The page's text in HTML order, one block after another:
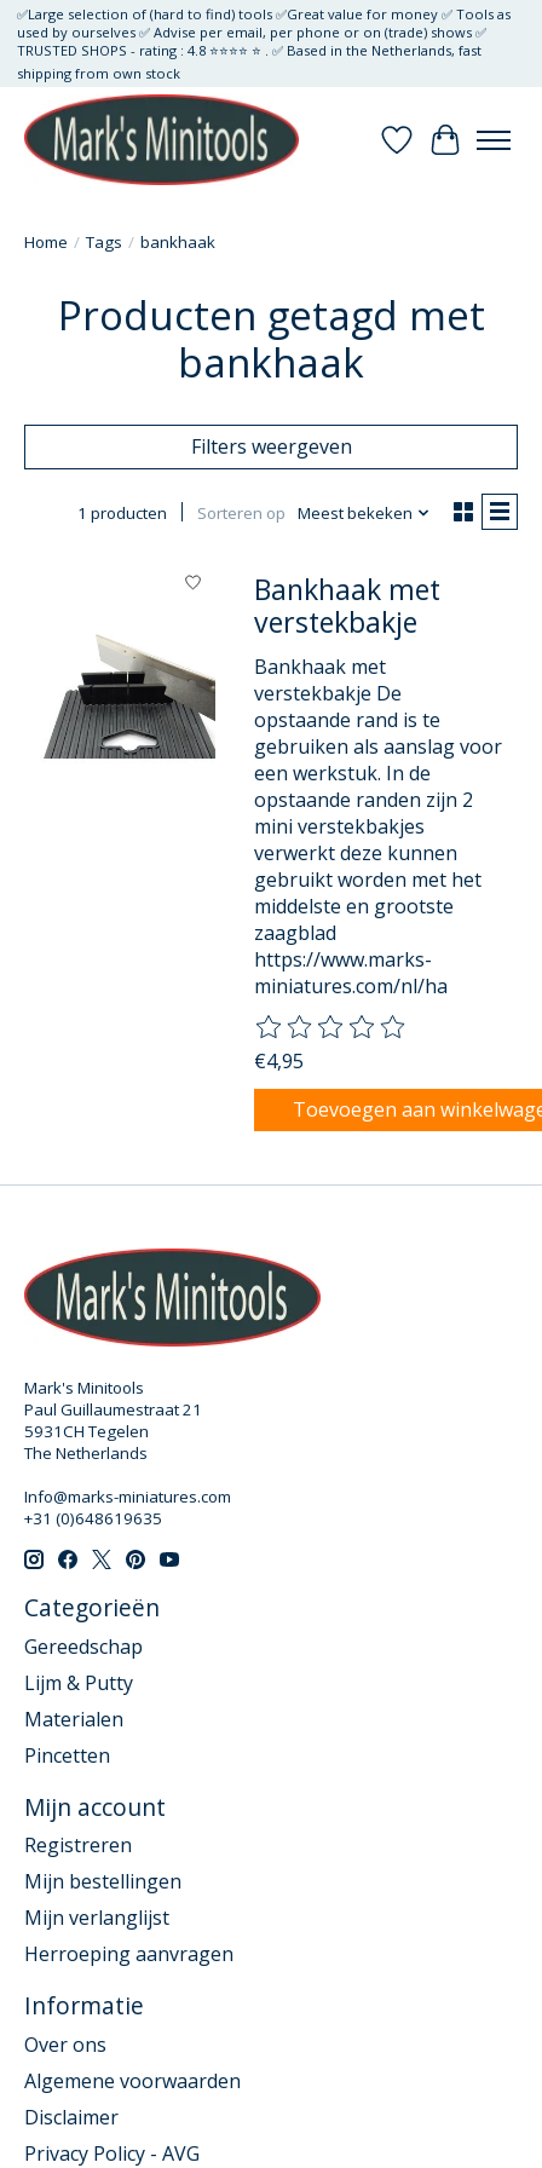
✅Large selection of (hard to find) tools ✅Great value for money ✅ Tools as
used by ourselves ✅ Advise per email, per phone or on (trade) shows ✅
TRUSTED SHOPS - rating : 4.8 ⭐⭐⭐⭐ ⭐ . ✅ Based in the Netherlands, fast
shipping from own stock
Verlanglijst
Home / Tags / bankhaak
Producten getagd met
bankhaak
Filters weergeven
1 producten Sorteren op Meest bekeken
Bankhaak met
verstekbakje
Bankhaak met
verstekbakje De
opstaande rand is te
gebruiken als aanslag voor
een werkstuk. In de
opstaande randen zijn 2
mini verstekbakjes
verwerkt deze kunnen
gebruikt worden met het
middelste en grootste
zaagblad
https://www.marks-
miniatures.com/nl/ha
De beoordeling van dit
€4,95
Toevoegen aan
Mark's Minitools
Paul Guillaumestraat 21
5931CH Tegelen
The Netherlands
Info@marks-miniatures.com
+31 (0)648619635
Categorieën
Gereedschap
Lijm & Putty
Materialen
Pincetten
Mijn account
Registreren
Mijn bestellingen
Mijn verlanglijst
Herroeping aanvragen
Informatie
Over ons
Algemene voorwaarden
Disclaimer
Privacy Policy - AVG